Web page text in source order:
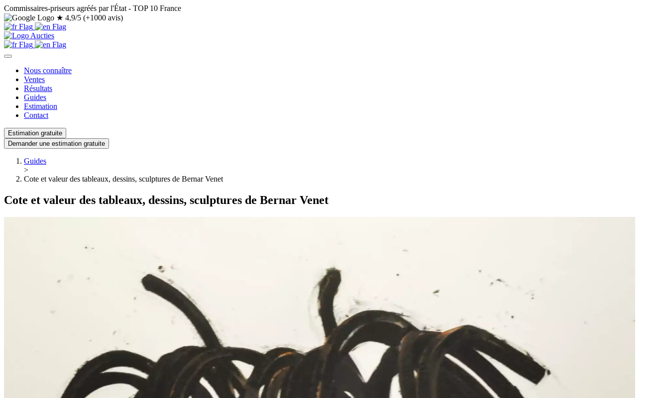
Commissaires-priseurs agréés par l'État - TOP 10 France
★ 4,9/5 (+1000 avis)
Nous connaître
Ventes
Résultats
Guides
Estimation
Contact
Estimation gratuite
Demander une estimation gratuite
Guides
>
Cote et valeur des tableaux, dessins, sculptures de Bernar Venet
Cote et valeur des tableaux, dessins, sculptures de Bernar Venet